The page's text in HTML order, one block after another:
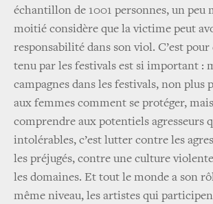
échantillon de 1001 personnes, un peu
moitié considère que la victime peut
responsabilité dans son viol. C’est pour
tenu par les festivals est si important :
campagnes dans les festivals, non plus
aux femmes comment se protéger,
comprendre aux potentiels agresseurs
intolérables, c’est lutter contre les
les préjugés, contre une culture
les domaines. Et tout le monde a son
même niveau, les artistes qui